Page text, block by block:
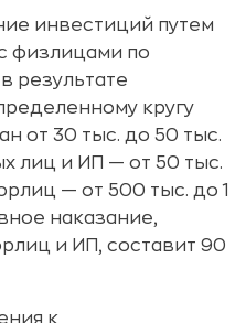
инвестиций путем
физлицами по
результате
кругу
от 30 тыс. до 50 тыс.
лиц и ИП — от 50 тыс.
— от 500 тыс. до 1
наказание,
и ИП, составит 90
к